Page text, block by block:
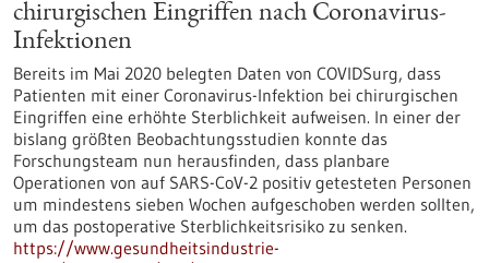
chirurgischen Eingriffen nach Coronavirus-
Infektionen
Bereits im Mai 2020 belegten Daten von COVIDSurg, dass
Patienten mit einer Coronavirus-Infektion bei chirurgischen
Eingriffen eine erhöhte Sterblichkeit aufweisen. In einer der
bislang größten Beobachtungsstudien konnte das
Forschungsteam nun herausfinden, dass planbare
Operationen von auf SARS-CoV-2 positiv getesteten Personen
um mindestens sieben Wochen aufgeschoben werden sollten,
um das postoperative Sterblichkeitsrisiko zu senken.
https://www.gesundheitsindustrie-